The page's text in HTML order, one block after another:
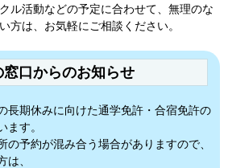
ル活動などの予定に合わせて、無理のな
方は、お気軽にご相談ください。
窓口からのお知らせ
長期休みに向けた通学免許・合宿免許の
ます。
の予約が混み合う場合がありますので、
は、